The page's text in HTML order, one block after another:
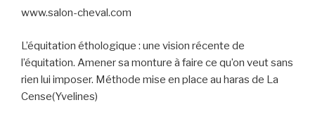
www.salon-cheval.com
L’équitation éthologique : une vision récente de
l’équitation. Amener sa monture à faire ce qu’on veut sans
rien lui imposer. Méthode mise en place au haras de La
Cense(Yvelines)